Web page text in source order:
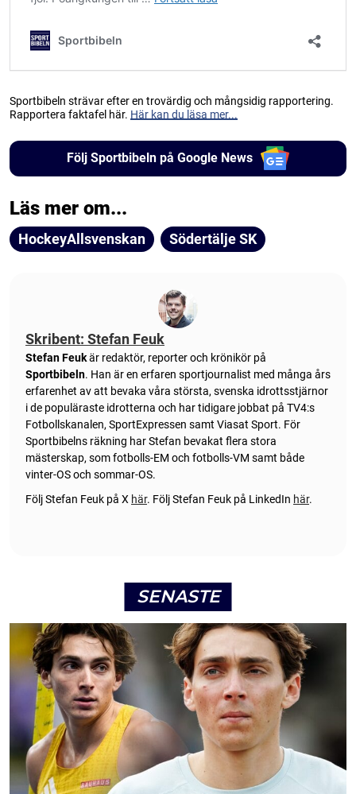
Sportbibeln strävar efter en trovärdig och mångsidig rapportering.
Rapportera faktafel här. Här kan du läsa mer...
Följ Sportbibeln på Google News
Läs mer om...
HockeyAllsvenskan Södertälje SK
Skribent: Stefan Feuk
Stefan Feukär redaktör, reporter och krönikör på
Sportbibeln. Han är en erfaren sportjournalist med många års
erfarenhet av att bevaka våra största, svenska idrottsstjärnor
i de populäraste idrotterna och har tidigare jobbat på TV4:s
Fotbollskanalen, SportExpressen samt Viasat Sport. För
Sportbibelns räkning har Stefan bevakat flera stora
mästerskap, som fotbolls-EM och fotbolls-VM samt både
vinter-OS och sommar-OS.
Följ Stefan Feuk på X här. Följ Stefan Feuk på LinkedIn här.
SENASTE